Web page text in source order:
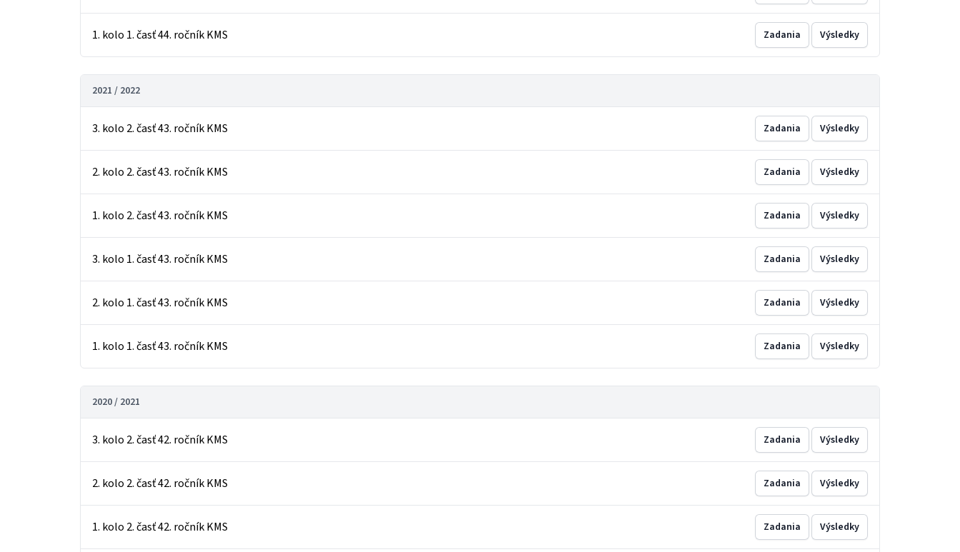
1. kolo 1. časť 44. ročník KMS Zadania Výsledky
2021 / 2022
3. kolo 2. časť 43. ročník KMS Zadania Výsledky
2. kolo 2. časť 43. ročník KMS Zadania Výsledky
1. kolo 2. časť 43. ročník KMS Zadania Výsledky
3. kolo 1. časť 43. ročník KMS Zadania Výsledky
2. kolo 1. časť 43. ročník KMS Zadania Výsledky
1. kolo 1. časť 43. ročník KMS Zadania Výsledky
2020 / 2021
3. kolo 2. časť 42. ročník KMS Zadania Výsledky
2. kolo 2. časť 42. ročník KMS Zadania Výsledky
1. kolo 2. časť 42. ročník KMS Zadania Výsledky